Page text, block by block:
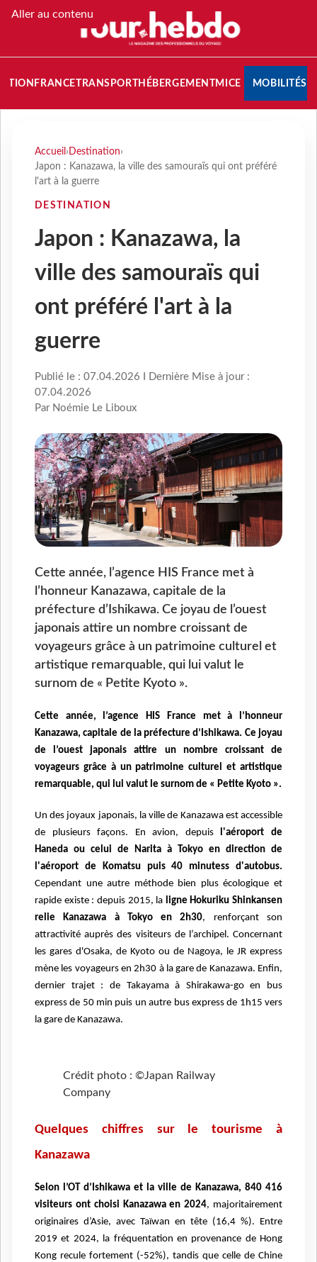
Aller au contenu
FRANCETRANSPORT HÉBERGEMENTMICE MOBILITÉS
Accueil › Destination›
Japon : Kanazawa, la ville des samouraïs qui ont préféré
l'art à la guerre
DESTINATION
Japon : Kanazawa, la
ville des samouraïs qui
ont préféré l'art à la
guerre
Publié le : 07.04.2026 I Dernière Mise à jour :
07.04.2026
Par Noémie Le Liboux
Cette année, l’agence HIS France met à
l’honneur Kanazawa, capitale de la
préfecture d’Ishikawa. Ce joyau de l’ouest
japonais attire un nombre croissant de
voyageurs grâce à un patrimoine culturel et
artistique remarquable, qui lui valut le
surnom de « Petite Kyoto ».
Cette année, l’agence HIS France met à l’honneur
Kanazawa, capitale de la préfecture d’Ishikawa. Ce joyau
de l’ouest japonais attire un nombre croissant de
voyageurs grâce à un patrimoine culturel et artistique
remarquable, qui lui valut le surnom de « Petite Kyoto ».
Un des joyaux japonais, la ville de Kanazawa est accessible
de plusieurs façons. En avion, depuis l'aéroport de
Haneda ou celui de Narita à Tokyo en direction de
l'aéroport de Komatsu puis 40 minutess d'autobus.
Cependant une autre méthode bien plus écologique et
rapide existe : depuis 2015, la ligne Hokuriku Shinkansen
relie Kanazawa à Tokyo en 2h30, renforçant son
attractivité auprès des visiteurs de l’archipel. Concernant
les gares d'Osaka, de Kyoto ou de Nagoya, le JR express
mène les voyageurs en 2h30 à la gare de Kanazawa. Enfin,
dernier trajet : de Takayama à Shirakawa-go en bus
express de 50 min puis un autre bus express de 1h15 vers
la gare de Kanazawa.
Crédit photo : ©Japan Railway
Company
Quelques chiffres sur le tourisme à
Kanazawa
Selon l’OT d’Ishikawa et la ville de Kanazawa, 840 416
visiteurs ont choisi Kanazawa en 2024, majoritairement
originaires d’Asie, avec Taïwan en tête (16,4 %). Entre
2019 et 2024, la fréquentation en provenance de Hong
Kong recule fortement (-52%), tandis que celle de Chine